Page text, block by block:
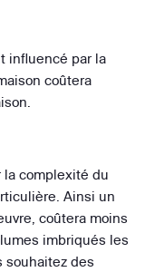
influencé par la
coûtera
la complexité du
Ainsi un
coûtera moins
imbriqués les
souhaitez des